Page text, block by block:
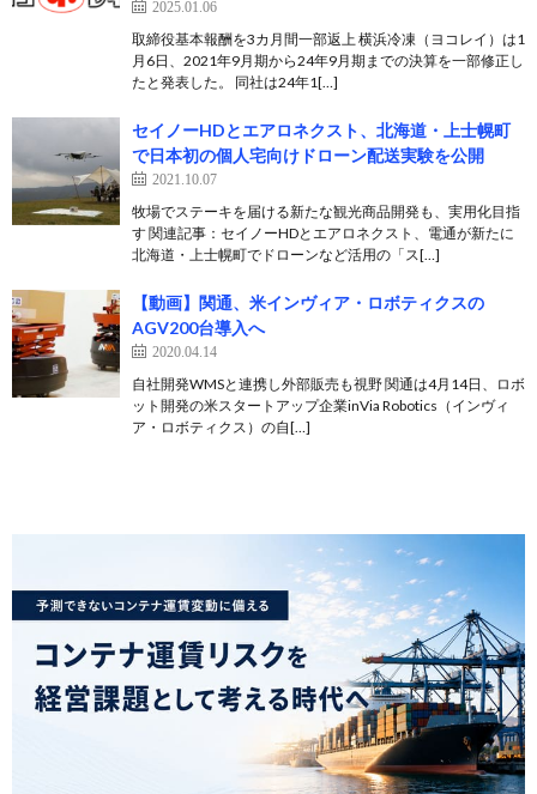
2025.01.06
取締役基本報酬を3カ月間一部返上 横浜冷凍（ヨコレイ）は1
月6日、2021年9月期から24年9月期までの決算を一部修正し
たと発表した。 同社は24年1[…]
セイノーHDとエアロネクスト、北海道・上士幌町
で日本初の個人宅向けドローン配送実験を公開
2021.10.07
牧場でステーキを届ける新たな観光商品開発も、実用化目指
す 関連記事：セイノーHDとエアロネクスト、電通が新たに
北海道・上士幌町でドローンなど活用の「ス[…]
【動画】関通、米インヴィア・ロボティクスの
AGV200台導入へ
2020.04.14
自社開発WMSと連携し外部販売も視野 関通は4月14日、ロボ
ット開発の米スタートアップ企業inVia Robotics（インヴィ
ア・ロボティクス）の自[…]